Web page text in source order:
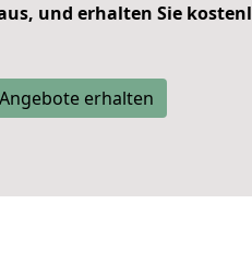
und erhalten Sie
erhalten